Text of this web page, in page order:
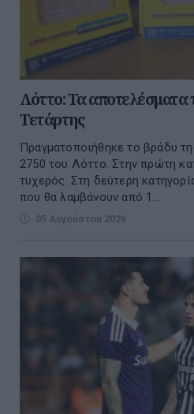
Λόττο: Τα αποτελέσματα
Τετάρτης
Πραγματοποιήθηκε το βράδυ
2750 του Λόττο. Στην πρώτη
τυχερός. Στη δεύτερη
που θα λαμβάνουν από 1...
05 Αυγούστου 2026